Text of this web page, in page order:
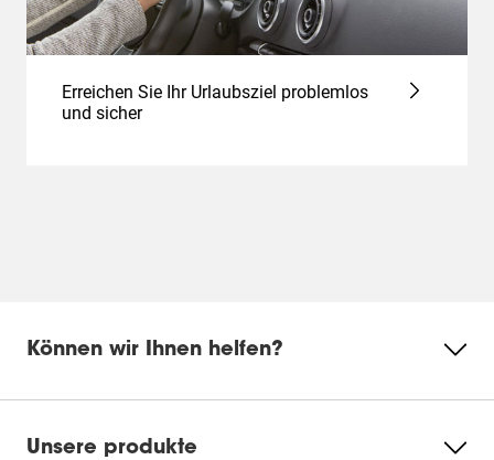
Erreichen Sie Ihr Urlaubsziel problemlos
und sicher
Können wir Ihnen helfen?
Unsere produkte